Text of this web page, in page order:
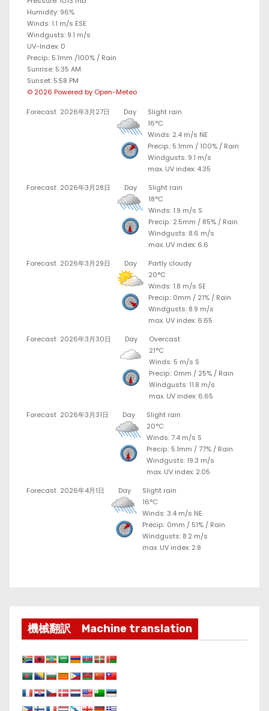
Humidity: 96%
Winds: 1.1 m/s ESE
Windgusts: 9.1 m/s
UV-Index: 0
Precip.: 5.1mm /100% / Rain
Sunrise: 5:35 AM
Sunset: 5:58 PM
© 2026 Powered by Open-Meteo
Forecast 2026年3月27日 Day
Slight rain
16°C
Winds: 2.4 m/s NE
Precip.: 5.1mm / 100% / Rain
Windgusts: 9.1 m/s
max. UV index: 4.35
Forecast 2026年3月28日 Day
Slight rain
18°C
Winds: 1.9 m/s S
Precip.: 2.5mm / 85% / Rain
Windgusts: 8.6 m/s
max. UV index: 6.6
Forecast 2026年3月29日 Day
Partly cloudy
20°C
Winds: 1.8 m/s SE
Precip.: 0mm / 21% / Rain
Windgusts: 8.9 m/s
max. UV index: 6.65
Forecast 2026年3月30日 Day
Overcast
21°C
Winds: 5 m/s S
Precip.: 0mm / 25% / Rain
Windgusts: 11.8 m/s
max. UV index: 6.65
Forecast 2026年3月31日 Day
Slight rain
20°C
Winds: 7.4 m/s S
Precip.: 5.1mm /77% / Rain
Windgusts: 19.3 m/s
max. UV index: 2.05
Forecast 2026年4月1日 Day
Slight rain
16°C
Winds: 3.4 m/s NE
Precip.: 0mm / 51% / Rain
Windgusts: 8.2 m/s
max. UV index: 2.8
機械翻訳 Machine translation